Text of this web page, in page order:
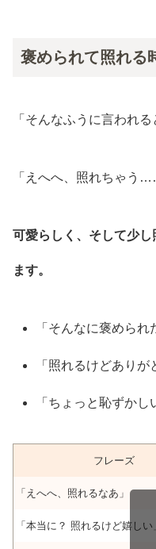
褒められて照れる
「そんなふうに言われ
「えへへ、照れちゃう
可愛らしく、そして少
ます。
「そんなに褒められ
「照れるけどありが
「ちょっと恥ずかし
フレーズ
「えへへ、照れるなあ」
「本当に？ 照れるけど嬉しい